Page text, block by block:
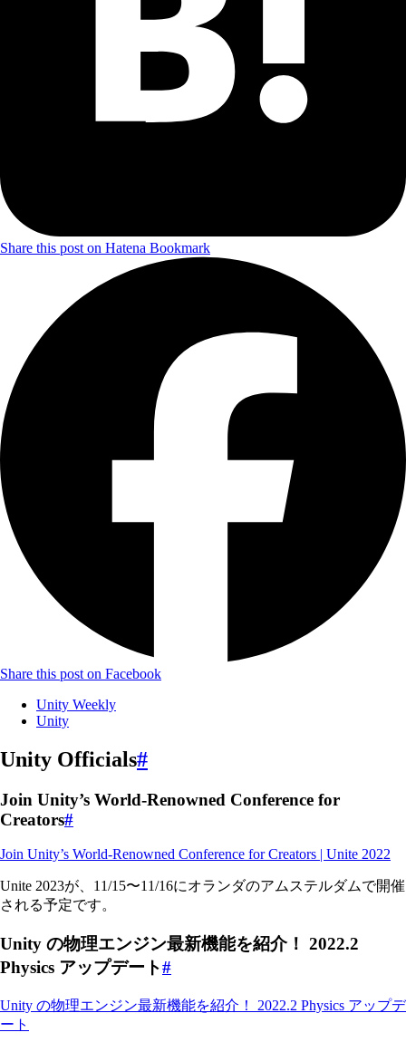
Share this post on Hatena Bookmark
Share this post on Facebook
Unity Weekly
Unity
Unity Officials#
Join Unity’s World-Renowned Conference for
Creators#
Join Unity’s World-Renowned Conference for Creators | Unite 2022
Unite 2023が、11/15〜11/16にオランダのアムステルダムで開催
される予定です。
Unity の物理エンジン最新機能を紹介！ 2022.2
Physics アップデート#
Unity の物理エンジン最新機能を紹介！ 2022.2 Physics アップデ
ート